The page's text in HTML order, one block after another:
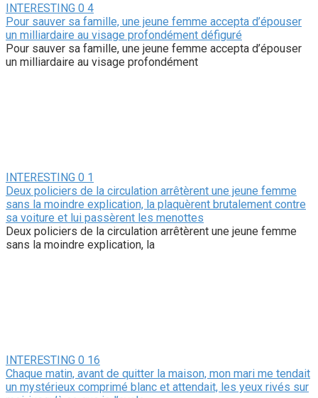
INTERESTING 0 4
Pour sauver sa famille, une jeune femme accepta d’épouser
un milliardaire au visage profondément défiguré
Pour sauver sa famille, une jeune femme accepta d’épouser
un milliardaire au visage profondément
INTERESTING 0 1
Deux policiers de la circulation arrêtèrent une jeune femme
sans la moindre explication, la plaquèrent brutalement contre
sa voiture et lui passèrent les menottes
Deux policiers de la circulation arrêtèrent une jeune femme
sans la moindre explication, la
INTERESTING 0 16
Chaque matin, avant de quitter la maison, mon mari me tendait
un mystérieux comprimé blanc et attendait, les yeux rivés sur